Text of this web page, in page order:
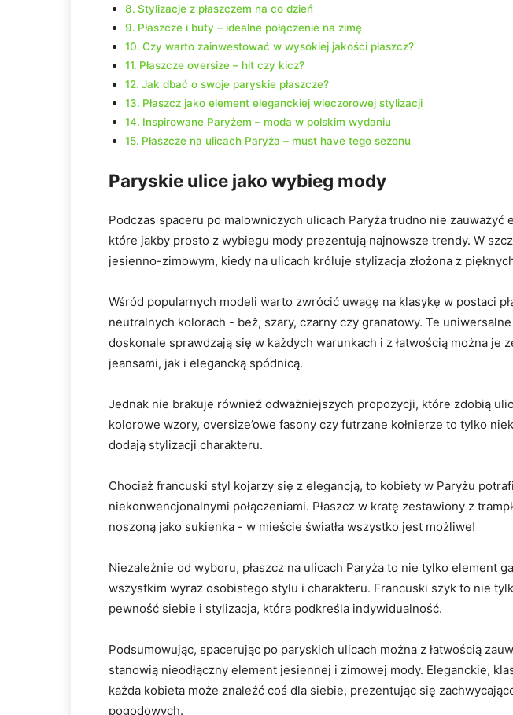
Stylizacje z‌ płaszczem ⁤na co‌ dzień
Płaszcze⁤ i buty –‍ idealne⁣ połączenie na zimę
Czy warto zainwestować w wysokiej jakości​ płaszcz?
Płaszcze ​oversize – hit czy kicz?
Jak dbać o ​swoje paryskie ⁤płaszcze?
Płaszcz jako element eleganckiej wieczorowej stylizacji
Inspirowane Paryżem – moda w polskim wydaniu
Płaszcze na ulicach Paryża – must have tego‍ sezonu
Paryskie ulice jako wybieg‌ mody
Podczas spaceru‌ po ⁤malowniczych ulicach Paryża trudno ⁣nie zauważyć
które jakby prosto​ z wybiegu mody prezentują ‌najnowsze trendy. W
jesienno-zimowym, kiedy​ na ulicach króluje‌ stylizacja złożona ⁤z⁣
Wśród popularnych modeli warto zwrócić uwagę na klasykę w postaci
neutralnych kolorach -⁤ beż, ​szary, czarny czy ⁢granatowy. Te
doskonale sprawdzają‍ się w każdych warunkach i z łatwością można je
jeansami,​ jak i elegancką spódnicą.
Jednak nie ‍brakuje⁢ również odważniejszych propozycji, które zdobią
kolorowe wzory, oversize’owe fasony czy futrzane kołnierze to tylko
dodają stylizacji charakteru.
Chociaż francuski styl kojarzy ⁢się z elegancją, to ‍kobiety w‌ Paryżu
niekonwencjonalnymi​ połączeniami. Płaszcz ⁣w kratę ​zestawiony z
noszoną⁤ jako sukienka -⁢ w mieście światła wszystko jest możliwe!
Niezależnie od wyboru, płaszcz na ulicach Paryża to ‍nie tylko element
wszystkim wyraz osobistego‍ stylu ⁢i charakteru. Francuski szyk to nie
pewność siebie i ⁤stylizacja, ​która podkreśla indywidualność.
Podsumowując,‌ spacerując po paryskich ulicach można z łatwością
stanowią nieodłączny element jesiennej i zimowej mody. Eleganckie,
każda kobieta‍ może znaleźć coś dla siebie, prezentując się
pogodowych.